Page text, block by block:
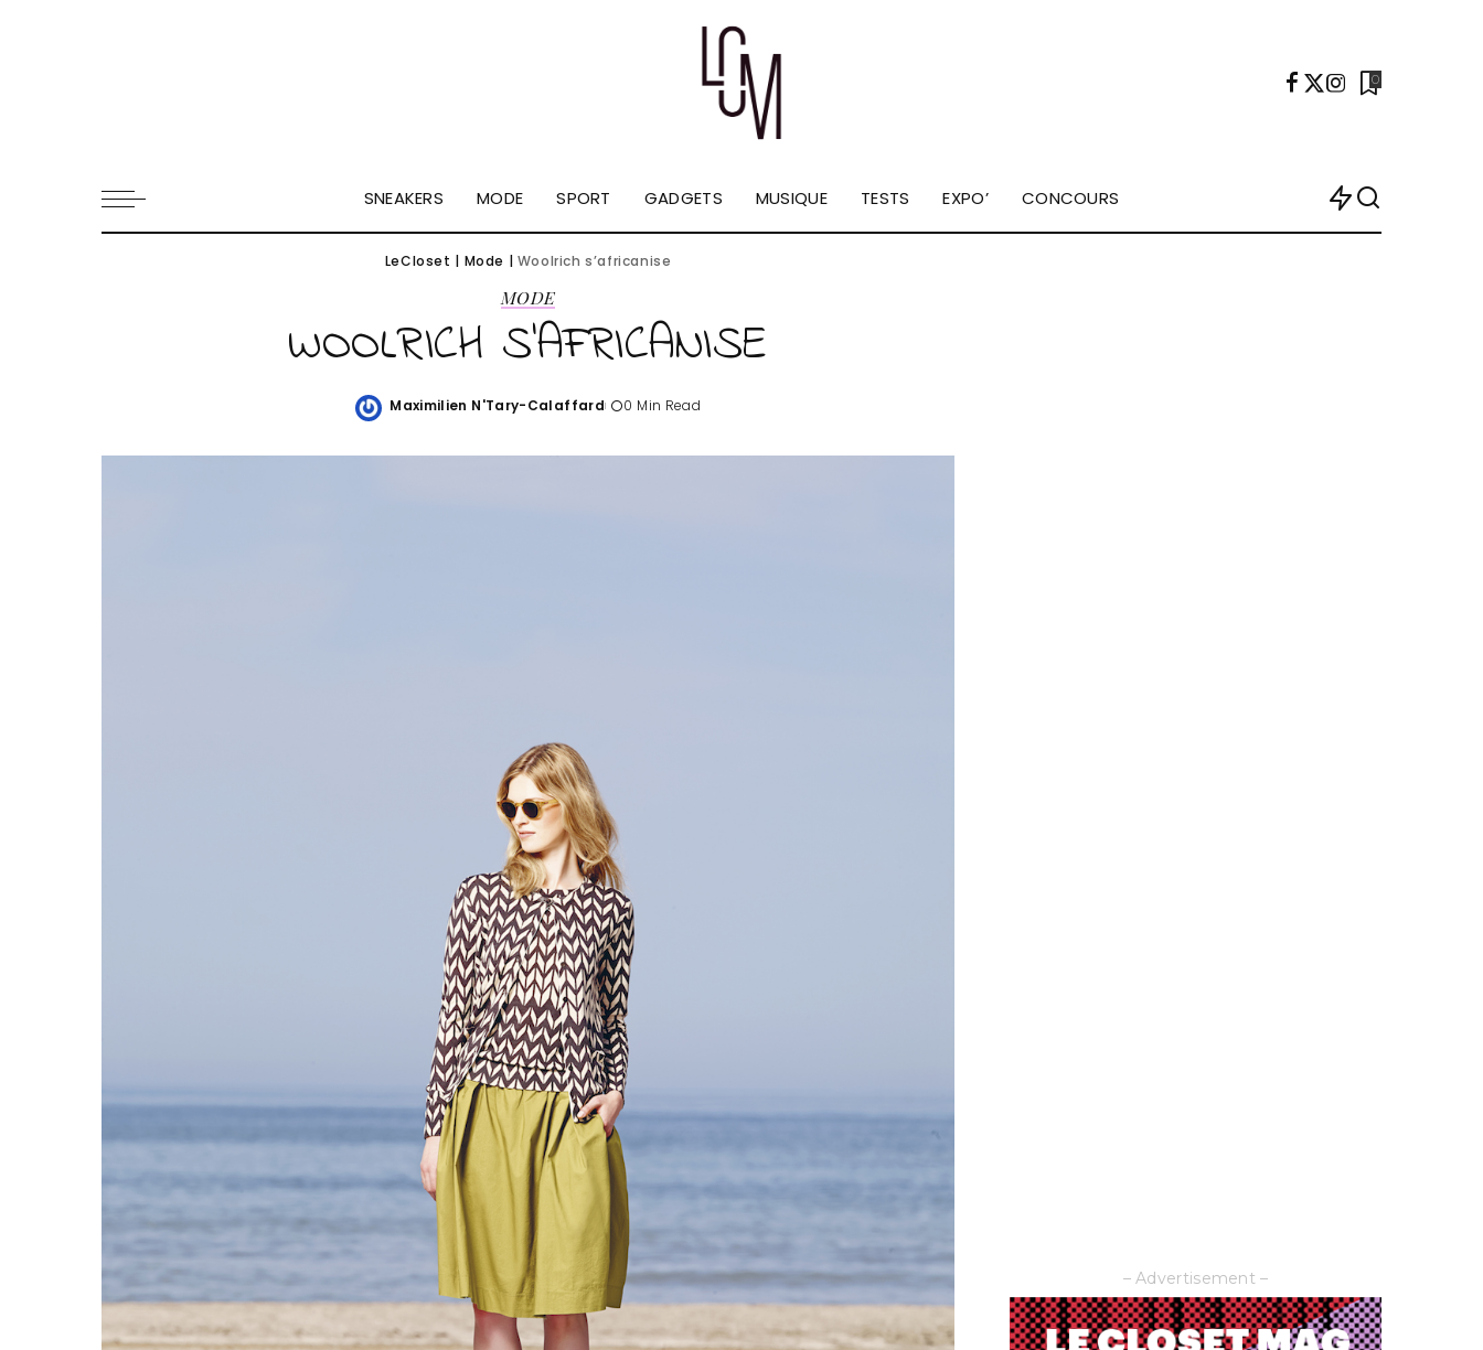
0
SNEAKERS MODE SPORT GADGETS MUSIQUE TESTS EXPO’ CONCOURS
LeCloset | Mode | Woolrich s’africanise
MODE
WOOLRICH S’AFRICANISE
Posted
Maximilien N'Tary-Calaffard 0 Min Read
– Advertisement –